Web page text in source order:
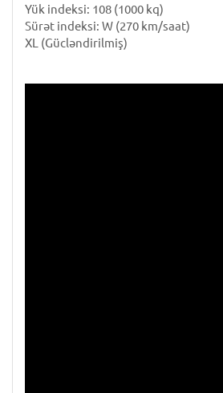
Yük indeksi: 108 (1000 kq)
Sürət indeksi: W (270 km/saat)
XL (Gücləndirilmiş)